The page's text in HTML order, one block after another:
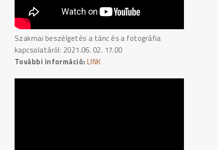
Szakmai beszélgetés a tánc és a fotográfia
kapcsolatáról: 2021.06. 02. 17.00
További információ: LINK